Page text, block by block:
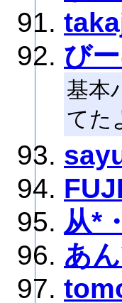
び
基本
てた
从*
あ